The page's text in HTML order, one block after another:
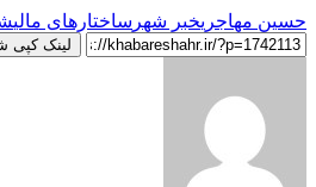
حسین مهاجریخبر شهر ساختارهای مالی
لینک کپی